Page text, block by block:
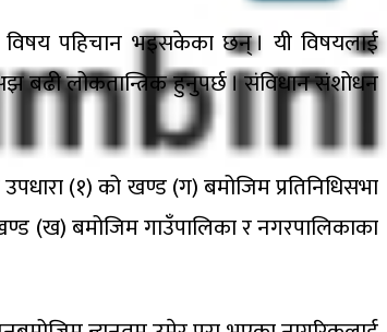
विषय पहिचान भइसकेका छन् । यी विषयलाई
बढी लोकतान्त्रिक हुनुपर्छ । संविधान संशोधन
(१) को खण्ड (ग) बमोजिम प्रतिनिधिसभा
(ख) बमोजिम गाउँपालिका र नगरपालिकाका